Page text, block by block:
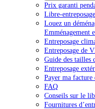
Prix garanti
Libre-
Louez un
Emménagement
Entreposage
Entreposage de
Guide des tailles
Entreposage
Payer ma facture
FAQ
Conseils sur le
Fournitures